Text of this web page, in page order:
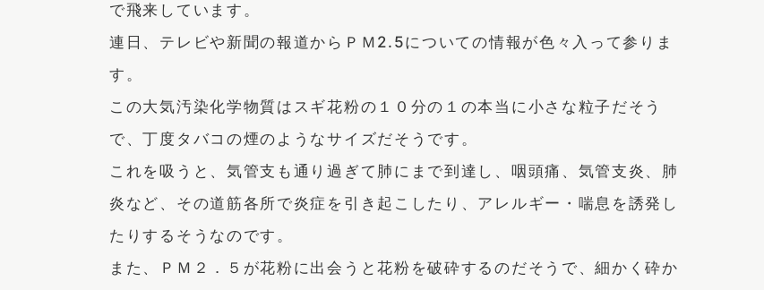
で飛来しています。
連日、テレビや新聞の報道からＰＭ2.5についての情報が色々入って参りま
す。
この大気汚染化学物質はスギ花粉の１０分の１の本当に小さな粒子だそう
で、丁度タバコの煙のようなサイズだそうです。
これを吸うと、気管支も通り過ぎて肺にまで到達し、咽頭痛、気管支炎、肺
炎など、その道筋各所で炎症を引き起こしたり、アレルギー・喘息を誘発し
たりするそうなのです。
また、ＰＭ２．５が花粉に出会うと花粉を破砕するのだそうで、細かく砕か